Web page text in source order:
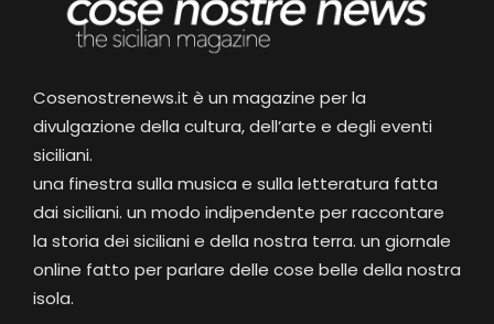
Cosenostrenews.it è un magazine per la
divulgazione della cultura, dell’arte e degli eventi
siciliani.
una finestra sulla musica e sulla letteratura fatta
dai siciliani. un modo indipendente per raccontare
la storia dei siciliani e della nostra terra. un giornale
online fatto per parlare delle cose belle della nostra
isola.